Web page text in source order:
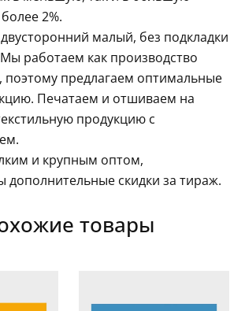
2%.
малый, без подкладки
работаем как производство
поэтому предлагаем оптимальные
Печатаем и отшиваем на
продукцию с
и крупным оптом,
дополнительные скидки за тираж.
товары